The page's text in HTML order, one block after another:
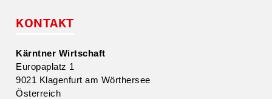
KONTAKT
Kärntner Wirtschaft
Europa­platz 1
9021 Klagenfurt am Wörthersee
Öster­reich